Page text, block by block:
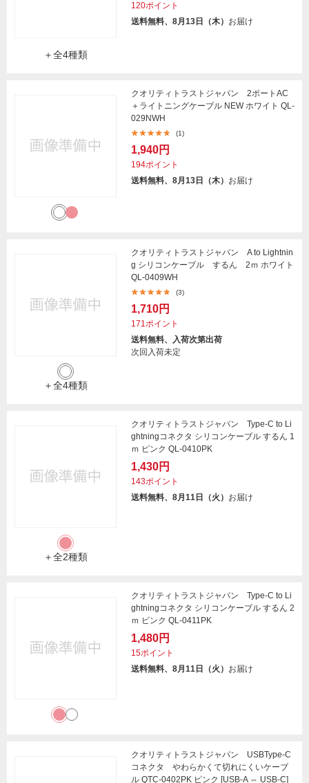
＋全4種類
120ポイント
送料無料、8月13日（木） お届け
クオリティトラストジャパン 2ポートAC
＋ライトニングケーブル NEW ホワイト QL-
029NWH
(1)
1,940円
194ポイント
送料無料、8月13日（木） お届け
＋全4種類
クオリティトラストジャパン A to Lightnin
g シリコンケーブル するん 2ｍ ホワイト
QL-0409WH
(3)
1,710円
171ポイント
送料無料、入荷次第出荷
次回入荷未定
＋全2種類
クオリティトラストジャパン Type-C to Li
ghtningコネクタ シリコンケーブル するん 1
ｍ ピンク QL-0410PK
1,430円
143ポイント
送料無料、8月11日（火） お届け
クオリティトラストジャパン Type-C to Li
ghtningコネクタ シリコンケーブル するん 2
ｍ ピンク QL-0411PK
1,480円
15ポイント
送料無料、8月11日（火） お届け
クオリティトラストジャパン USBType-C
コネクタ やわらかくて切れにくいケーブ
ル QTC-0402PK ピンク [USB-A ⇔ USB-C]